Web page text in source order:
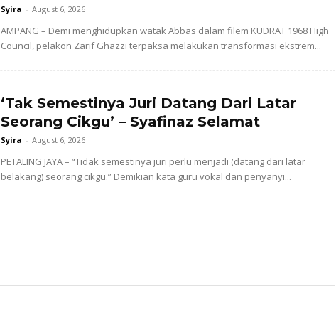
Syira - August 6, 2026
AMPANG – Demi menghidupkan watak Abbas dalam filem KUDRAT 1968 High
Council, pelakon Zarif Ghazzi terpaksa melakukan transformasi ekstrem...
‘Tak Semestinya Juri Datang Dari Latar
Seorang Cikgu’ – Syafinaz Selamat
Syira - August 6, 2026
PETALING JAYA – “Tidak semestinya juri perlu menjadi (datang dari latar
belakang) seorang cikgu.” Demikian kata guru vokal dan penyanyi...